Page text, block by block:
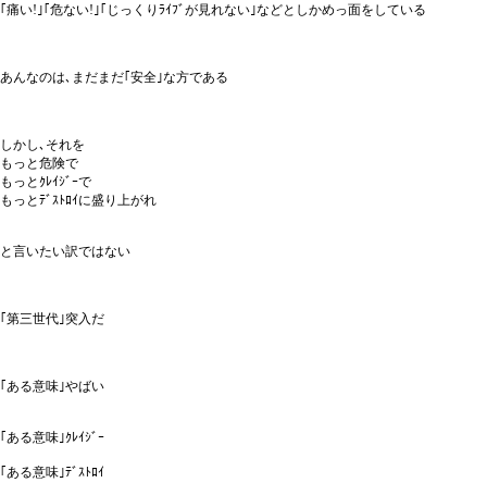
｢痛い!｣｢危ない!｣｢じっくりﾗｲﾌﾞが見れない｣などとしかめっ面をしている
あんなのは､まだまだ｢安全｣な方である
しかし､それを
もっと危険で
もっとｸﾚｲｼﾞｰで
もっとﾃﾞｽﾄﾛｲに盛り上がれ
と言いたい訳ではない
｢第三世代｣突入だ
｢ある意味｣やばい
｢ある意味｣ｸﾚｲｼﾞｰ
｢ある意味｣ﾃﾞｽﾄﾛｲ